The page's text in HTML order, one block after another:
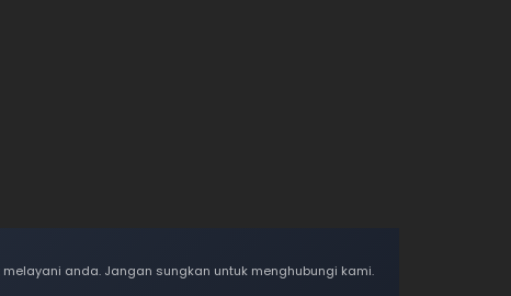
anda. Jangan sungkan untuk menghubungi kami.